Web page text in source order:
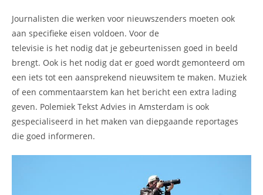
Journalisten die werken voor nieuwszenders moeten ook
aan specifieke eisen voldoen. Voor de
televisie is het nodig dat je gebeurtenissen goed in beeld
brengt. Ook is het nodig dat er goed wordt gemonteerd om
een iets tot een aansprekend nieuwsitem te maken. Muziek
of een commentaarstem kan het bericht een extra lading
geven. Polemiek Tekst Advies in Amsterdam is ook
gespecialiseerd in het maken van diepgaande reportages
die goed informeren.